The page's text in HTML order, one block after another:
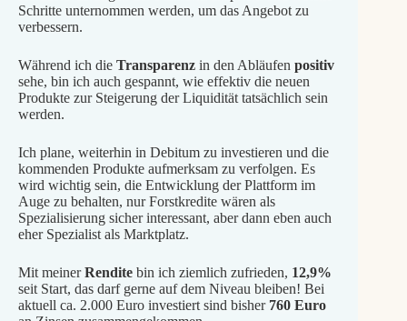
Schritte unternommen werden, um das Angebot zu
verbessern.
Während ich die Transparenzin den Abläufen positiv
sehe, bin ich auch gespannt, wie effektiv die neuen
Produkte zur Steigerung der Liquidität tatsächlich sein
werden.
Ich plane, weiterhin in Debitum zu investieren und die
kommenden Produkte aufmerksam zu verfolgen. Es
wird wichtig sein, die Entwicklung der Plattform im
Auge zu behalten, nur Forstkredite wären als
Spezialisierung sicher interessant, aber dann eben auch
eher Spezialist als Marktplatz.
Mit meinerRenditebin ich ziemlich zufrieden, 12,9%
seit Start, das darf gerne auf dem Niveau bleiben! Bei
aktuell ca. 2.000 Euro investiert sind bisher 760 Euro